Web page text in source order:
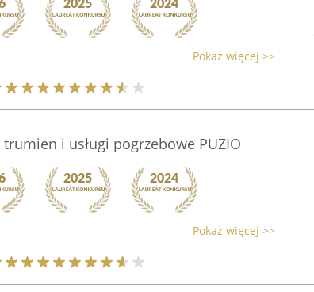
Pokaż więcej >>
i usługi pogrzebowe PUZIO
Pokaż więcej >>